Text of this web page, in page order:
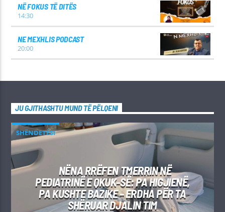
NË FOKUS TË DITËS
14:30
NE MEXHLIS PODCAST
20:00
JU GJITHASHTU MUND TË PËLQENI
SHËNDETËSI
NËNA RRËFEN TMERRIN NË
PEDIATRINË E QKUK-SË: PA HIGJIENË,
PA KUSHTE BAZIKE – ERDHA PËR TA
SHËRUAR DJALIN TIM